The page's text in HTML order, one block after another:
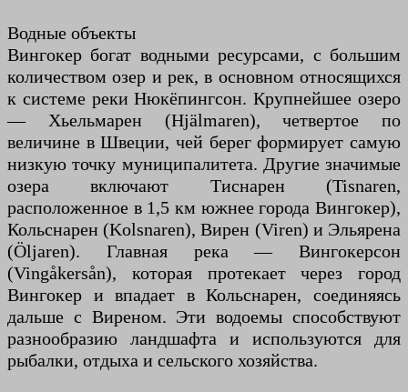
Водные объекты
Вингокер богат водными ресурсами, с большим
количеством озер и рек, в основном относящихся
к системе реки Нюкёпингсон. Крупнейшее озеро
— Хьельмарен (Hjälmaren), четвертое по
величине в Швеции, чей берег формирует самую
низкую точку муниципалитета. Другие значимые
озера включают Тиснарен (Tisnaren,
расположенное в 1,5 км южнее города Вингокер),
Кольснарен (Kolsnaren), Вирен (Viren) и Эльярена
(Öljaren). Главная река — Вингокерсон
(Vingåkersån), которая протекает через город
Вингокер и впадает в Кольснарен, соединяясь
дальше с Виреном. Эти водоемы способствуют
разнообразию ландшафта и используются для
рыбалки, отдыха и сельского хозяйства.